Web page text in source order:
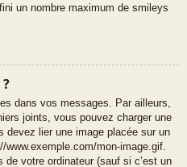
un nombre maximum de smileys
dans vos messages. Par ailleurs,
joints, vous pouvez charger une
devez lier une image placée sur un
mon-image.gif.
votre ordinateur (sauf si c’est un